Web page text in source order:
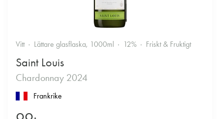
Vitt Lättare glasflaska, 1000ml 12% Friskt & Fruktigt
Saint Louis
Chardonnay 2024
Frankrike